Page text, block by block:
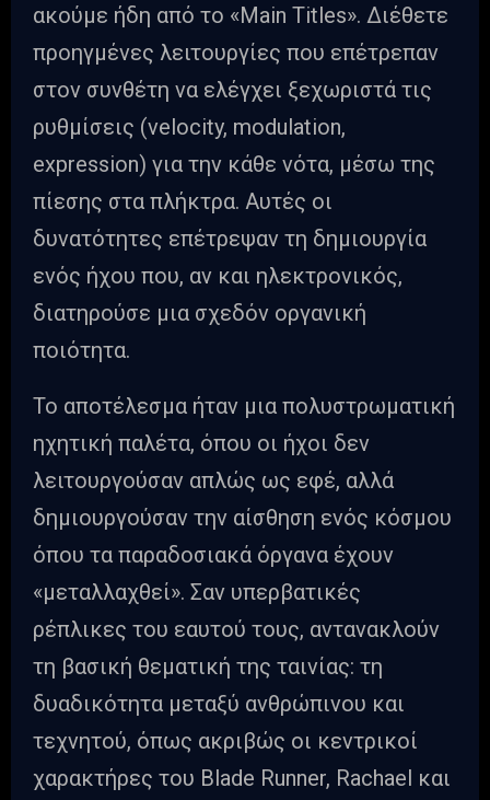
ακούμε ήδη από το «Main Titles». Διέθετε
προηγμένες λειτουργίες που επέτρεπαν
στον συνθέτη να ελέγχει ξεχωριστά τις
ρυθμίσεις (velocity, modulation,
expression) για την κάθε νότα, μέσω της
πίεσης στα πλήκτρα. Αυτές οι
δυνατότητες επέτρεψαν τη δημιουργία
ενός ήχου που, αν και ηλεκτρονικός,
διατηρούσε μια σχεδόν οργανική
ποιότητα.
Το αποτέλεσμα ήταν μια πολυστρωματική
ηχητική παλέτα, όπου οι ήχοι δεν
λειτουργούσαν απλώς ως εφέ, αλλά
δημιουργούσαν την αίσθηση ενός κόσμου
όπου τα παραδοσιακά όργανα έχουν
«μεταλλαχθεί». Σαν υπερβατικές
ρέπλικες του εαυτού τους, αντανακλούν
τη βασική θεματική της ταινίας: τη
δυαδικότητα μεταξύ ανθρώπινου και
τεχνητού, όπως ακριβώς οι κεντρικοί
χαρακτήρες του Blade Runner, Rachael και